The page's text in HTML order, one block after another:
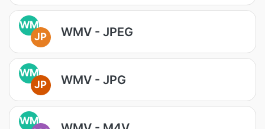
WM
JP
WMV - JPEG
WM
JP
WMV - JPG
WM